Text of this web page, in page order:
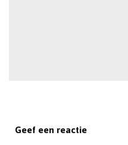
Geef een reactie